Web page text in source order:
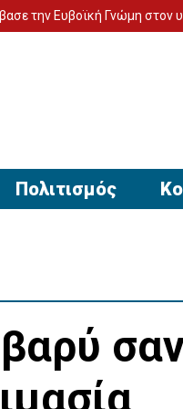
υπολογιστή σου! Το
Πολιτισμός